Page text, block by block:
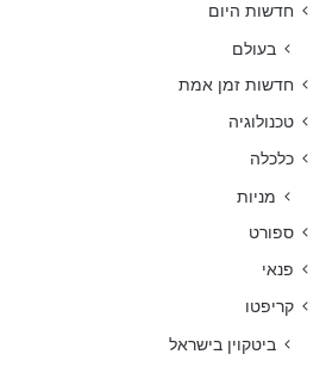
חדשות היום
בעולם
חדשות זמן אמת
טכנולוגיה
כלכלה
מניות
ספורט
פנאי
קריפטו
ביטקוין בישראל